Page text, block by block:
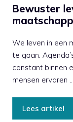
Bewuster
We leven in een
te gaan.
constant binnen
mensen ervaren …
Lees artikel